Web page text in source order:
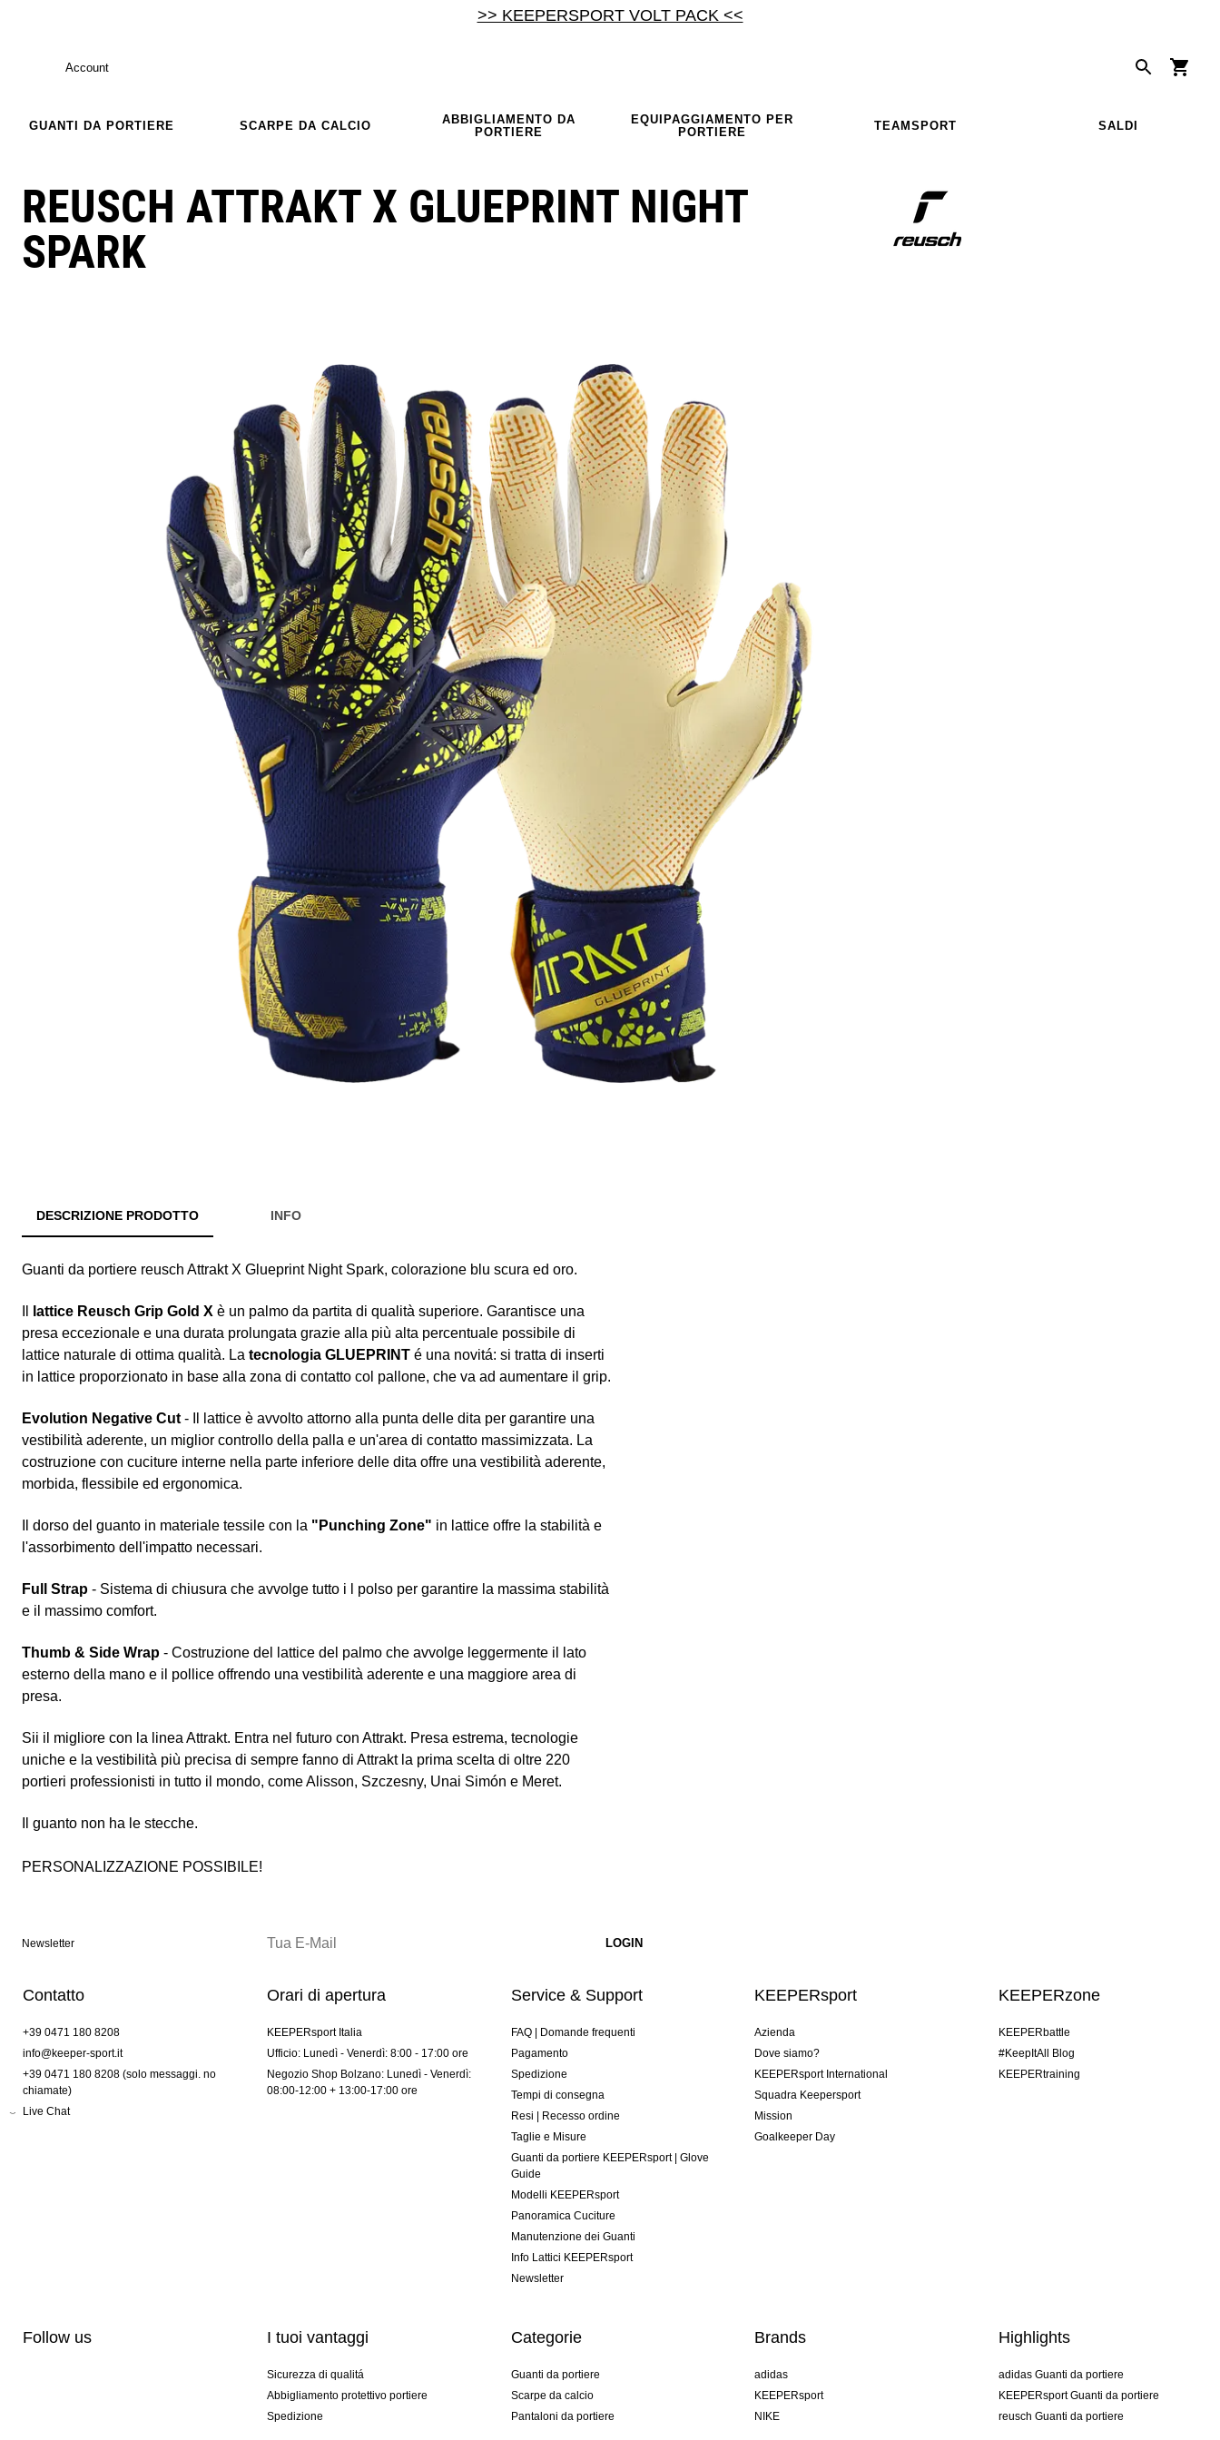
>> KEEPERSPORT VOLT PACK <<
Account
GUANTI DA PORTIERE SCARPE DA CALCIO
ABBIGLIAMENTO DA
PORTIERE
EQUIPAGGIAMENTO PER
PORTIERE
TEAMSPORT SALDI
REUSCH ATTRAKT X GLUEPRINT NIGHT
SPARK
DESCRIZIONE PRODOTTO INFO
Guanti da portiere reusch Attrakt X Glueprint Night Spark, colorazione blu scura ed oro.
lattice Reusch Grip Gold X è un palmo da partita di qualità superiore. Garantisce una
presa eccezionale e una durata prolungata grazie alla più alta percentuale possibile di
lattice naturale di ottima qualità. La tecnologia GLUEPRINT é una novitá: si tratta di inserti
in lattice proporzionato in base alla zona di contatto col pallone, che va ad aumentare il grip.
Evolution Negative Cut- Il lattice è avvolto attorno alla punta delle dita per garantire una
vestibilità aderente, un miglior controllo della palla e un'area di contatto massimizzata. La
costruzione con cuciture interne nella parte inferiore delle dita offre una vestibilità aderente,
morbida, flessibile ed ergonomica.
Il dorso del guanto in materiale tessile con la "Punching Zone" in lattice offre la stabilità e
l'assorbimento dell'impatto necessari.
Full Strap - Sistema di chiusura che avvolge tutto i l polso per garantire la massima stabilità
e il massimo comfort.
Thumb & Side Wrap - Costruzione del lattice del palmo che avvolge leggermente il lato
esterno della mano e il pollice offrendo una vestibilità aderente e una maggiore area di
presa.
Sii il migliore con la linea Attrakt. Entra nel futuro con Attrakt. Presa estrema, tecnologie
uniche e la vestibilità più precisa di sempre fanno di Attrakt la prima scelta di oltre 220
portieri professionisti in tutto il mondo, come Alisson, Szczesny, Unai Simón e Meret.
Il guanto non ha le stecche.
PERSONALIZZAZIONE POSSIBILE!
Newsletter
Contatto
+39 0471 180 8208
info@keeper-sport.it
+39 0471 180 8208 (solo messaggi. no
chiamate)
Live Chat
Orari di apertura
KEEPERsport Italia
Ufficio: Lunedì - Venerdì: 8:00 - 17:00 ore
Negozio Shop Bolzano: Lunedì - Venerdì:
08:00-12:00 + 13:00-17:00 ore
Service & Support
FAQ | Domande frequenti
Pagamento
Spedizione
Tempi di consegna
Resi | Recesso ordine
Taglie e Misure
Guanti da portiere KEEPERsport | Glove
Guide
Modelli KEEPERsport
Panoramica Cuciture
Manutenzione dei Guanti
Info Lattici KEEPERsport
Newsletter
KEEPERsport
Azienda
Dove siamo?
KEEPERsport International
Squadra Keepersport
Mission
Goalkeeper Day
KEEPERzone
KEEPERbattle
#KeepItAll Blog
KEEPERtraining
Follow us I tuoi vantaggi
Sicurezza di qualitá
Abbigliamento protettivo portiere
Spedizione
Categorie
Guanti da portiere
Scarpe da calcio
Pantaloni da portiere
Brands
adidas
KEEPERsport
NIKE
Highlights
adidas Guanti da portiere
KEEPERsport Guanti da portiere
reusch Guanti da portiere